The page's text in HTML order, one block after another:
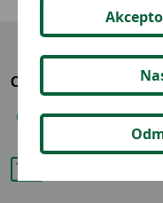
OZVITE SA NÁM
+421 904